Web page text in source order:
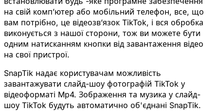
на свій комп’ютер або мобільний телефон, все, що
вам потрібно, це відеозв’язок TikTok, і вся обробка
виконується з нашої сторони, тож ви можете бути
одним натисканням кнопки від завантаження відео
на свої пристрої.
SnapTik надає користувачам можливість
завантажувати слайд-шоу фотографій TikTok у
відеоформаті Mp4. Зображення та музика у слайд-
шоу TikTok будуть автоматично об'єднані SnapTik.